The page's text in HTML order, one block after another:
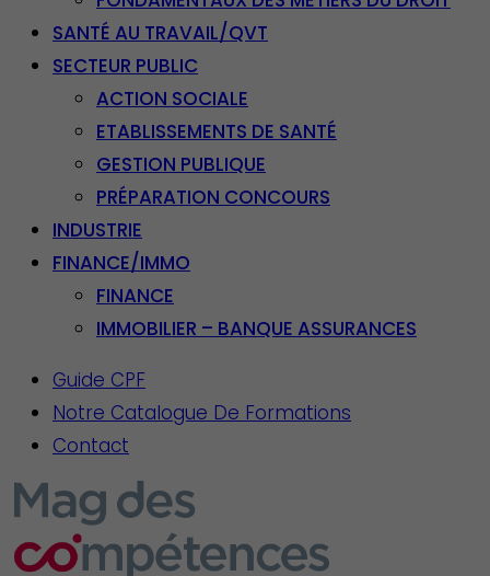
SANTÉ AU TRAVAIL/QVT
SECTEUR PUBLIC
ACTION SOCIALE
ETABLISSEMENTS DE SANTÉ
GESTION PUBLIQUE
PRÉPARATION CONCOURS
INDUSTRIE
FINANCE/IMMO
FINANCE
IMMOBILIER – BANQUE ASSURANCES
Guide CPF
Notre Catalogue De Formations
Contact